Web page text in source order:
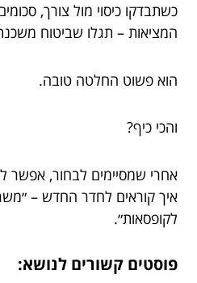
כשתבדקו כיסוי מול צורך,
המציאות – תגלו שביטוח
הוא פשוט החלטה טובה.
והכי כיף?
אחרי שמסיימים לבחור, אפשר
איך קוראים לחדר החדש –
לקופסאות״.
פוסטים קשורים לנושא: